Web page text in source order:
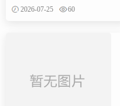
学季拍照打卡美陈布置素材
2026-07-25 60